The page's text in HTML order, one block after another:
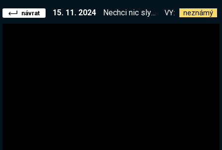
návrat 15. 11. 2024 Nechci nic slyšet, dobře? Je to prostě dobrý, co ti mám říkat. Pořád se mi nepodařilo udělat to OP kouzlo, však uvidíš :D VY: neznámý